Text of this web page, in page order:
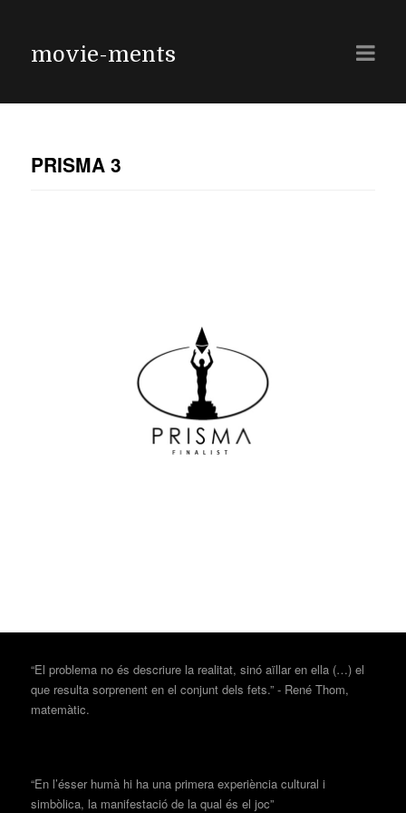
movie-ments
PRISMA 3
“El problema no és descriure la realitat, sinó aïllar en ella (…) el
que resulta sorprenent en el conjunt dels fets.” - René Thom,
matemàtic.
“En l’ésser humà hi ha una primera experiència cultural i
simbòlica, la manifestació de la qual és el joc”